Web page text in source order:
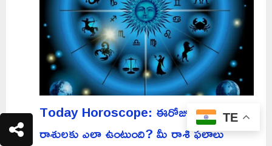
Today Horoscope: ఈరోజు పన్నెండు
రాశులకు ఎలా ఉంటుంది? మీ రాశి ఫలాలు
TE